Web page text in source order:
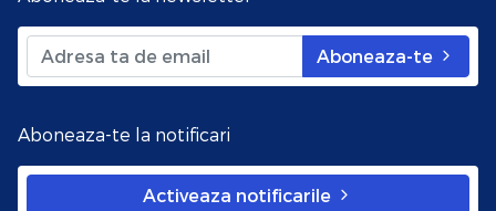
Aboneaza-te
Aboneaza-te la notificari
Activeaza notificarile